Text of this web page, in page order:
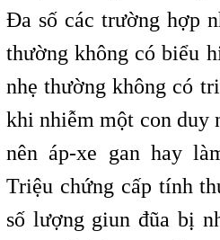
Đa số các trường hợp
thường không có biểu
nhẹ thường không có
khi nhiễm một con duy
nên áp-xe gan hay
Triệu chứng cấp tính
số lượng giun đũa bị